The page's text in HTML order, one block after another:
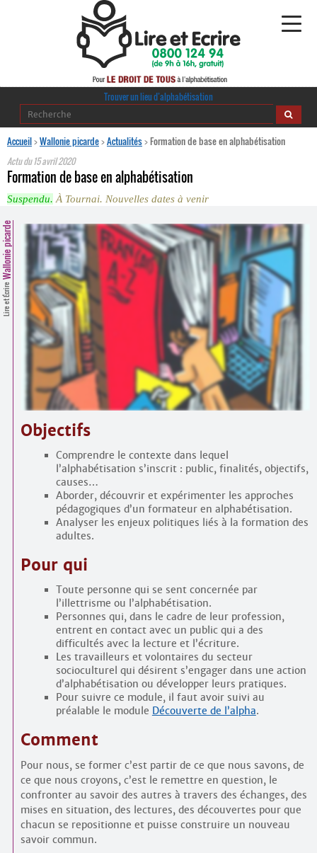
Alphabétisation
Regards croisés
journaldelalpha.be
Ressources pédagogiques
Comprendre et parler
Bienvenue en Belgique
Espace presse
Contacts
Trouver un lieu d’alphabétisation
Trouver un lieu d’alphabétisation
Accueil>Wallonie picarde>Actualités>Formation de base en alphabétisation
Actu du15 avril 2020
Formation de base en alphabétisation
Suspendu. À Tournai. Nouvelles dates à venir
Lire et Écrire
Wallonie picarde
Objectifs
Comprendre le contexte dans lequel
l’alphabétisation s’inscrit : public, finalités, objectifs,
causes…
Aborder, découvrir et expérimenter les approches
pédagogiques d’un formateur en alphabétisation.
Analyser les enjeux politiques liés à la formation des
adultes.
Pour qui
Toute personne qui se sent concernée par
l’illettrisme ou l’alphabétisation.
Personnes qui, dans le cadre de leur profession,
entrent en contact avec un public qui a des
difficultés avec la lecture et l’écriture.
Les travailleurs et volontaires du secteur
socioculturel qui désirent s’engager dans une action
d’alphabétisation ou développer leurs pratiques.
Pour suivre ce module, il faut avoir suivi au
préalable le module Découverte de l’alpha.
Comment
Pour nous, se former c’est partir de ce que nous savons, de
ce que nous croyons, c’est le remettre en question, le
confronter au savoir des autres à travers des échanges, des
mises en situation, des lectures, des découvertes pour que
chacun se repositionne et puisse construire un nouveau
savoir commun.